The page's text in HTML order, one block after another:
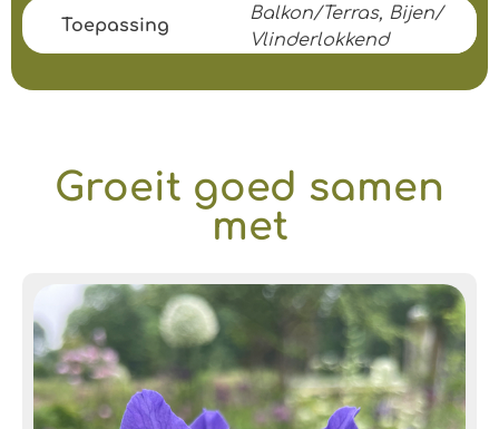
Toepassing
Balkon/Terras, Bijen/
Vlinderlokkend
Groeit goed samen
met